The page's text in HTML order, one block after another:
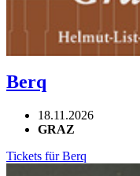
Berq
18.11.2026
GRAZ
Tickets für Berq